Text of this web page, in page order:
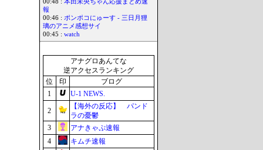
00:48 : 本田未央ちゃん応援まとめ速
報
00:46 : ポンポコにゅーす - 三日月狸
璃のアニメ感想サイ
00:45 : watch
アナグロあんてな
逆アクセスランキング
位
印
ブログ
1
U-1 NEWS.
2
【海外の反応】 パンド
ラの憂鬱
3
アナきゃぷ速報
4
キムチ速報